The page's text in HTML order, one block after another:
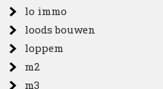
lo immo
loods bouwen
loppem
m2
m3